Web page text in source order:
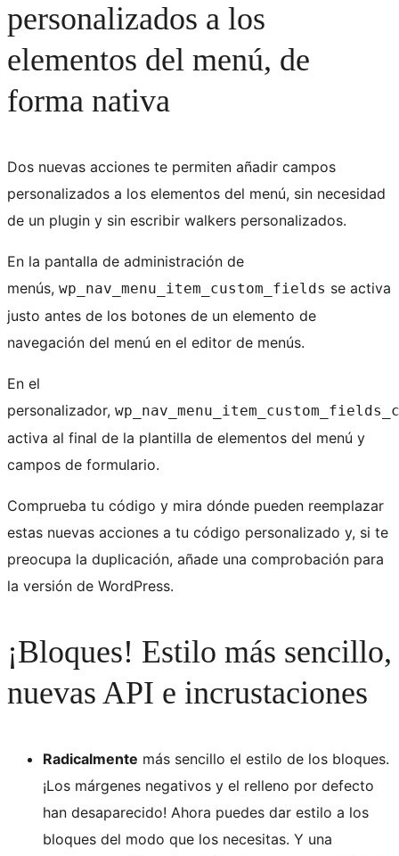
personalizados a los
elementos del menú, de
forma nativa
Dos nuevas acciones te permiten añadir campos
personalizados a los elementos del menú, sin necesidad
de un plugin y sin escribir walkers personalizados.
En la pantalla de administración de
menús, wp_nav_menu_item_custom_fields se activa
justo antes de los botones de un elemento de
navegación del menú en el editor de menús.
En el
personalizador,
activa al final de la plantilla de elementos del menú y
campos de formulario.
Comprueba tu código y mira dónde pueden reemplazar
estas nuevas acciones a tu código personalizado y, si te
preocupa la duplicación, añade una comprobación para
la versión de WordPress.
¡Bloques! Estilo más sencillo,
nuevas API e incrustaciones
Radicalmente más sencillo el estilo de los bloques.
¡Los márgenes negativos y el relleno por defecto
han desaparecido! Ahora puedes dar estilo a los
bloques del modo que los necesitas. Y una